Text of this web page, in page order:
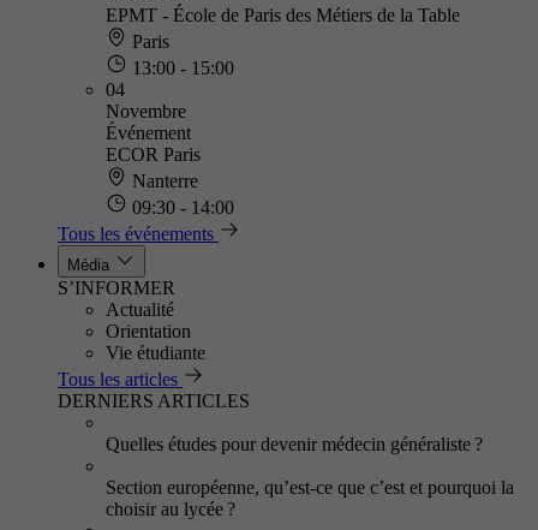
EPMT - École de Paris des Métiers de la Table
Paris
13:00 - 15:00
04
Novembre
Événement
ECOR Paris
Nanterre
09:30 - 14:00
Tous les événements
Média
S’INFORMER
Actualité
Orientation
Vie étudiante
Tous les articles
DERNIERS ARTICLES
Quelles études pour devenir médecin généraliste ?
Section européenne, qu’est-ce que c’est et pourquoi la
choisir au lycée ?